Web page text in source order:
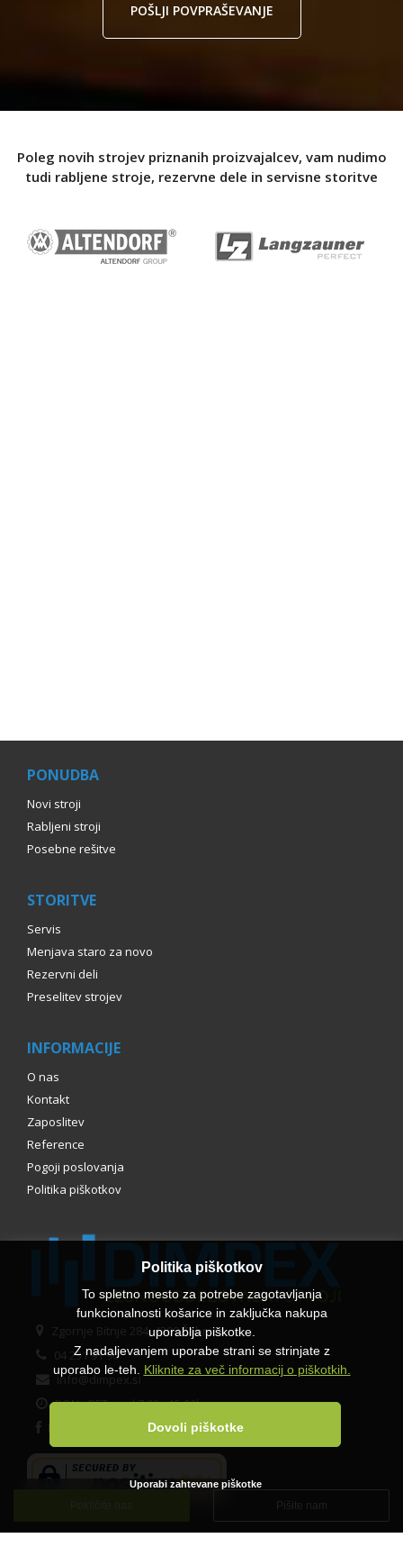
Politika piškotkov
To spletno mesto za potrebe zagotavljanja
funkcionalnosti košarice in zaključka nakupa
uporablja piškotke.
Z nadaljevanjem uporabe strani se strinjate z
uporabo le-teh. Kliknite za več informacij o piškotkih.
Dovoli piškotke
Uporabi zahtevane piškotke
POŠLJI POVPRAŠEVANJE
Poleg novih strojev priznanih proizvajalcev, vam nudimo
tudi rabljene stroje, rezervne dele in servisne storitve
PONUDBA
Novi stroji
Rabljeni stroji
Posebne rešitve
STORITVE
Servis
Menjava staro za novo
Rezervni deli
Preselitev strojev
INFORMACIJE
O nas
Kontakt
Zaposlitev
Reference
Pogoji poslovanja
Politika piškotkov
Zgornje Bitnje 284, 4209 Žabnica
04 231 91 90
info@dimpex.si
PON - PET med 7.00 - 15.00h
Facebook
Pokličite nas Pišite nam